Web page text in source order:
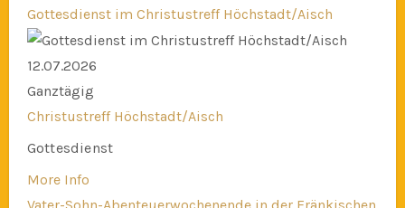
Gottesdienst im Christustreff Höchstadt/Aisch
12.07.2026
Ganztägig
Christustreff Höchstadt/Aisch
Gottesdienst
More Info